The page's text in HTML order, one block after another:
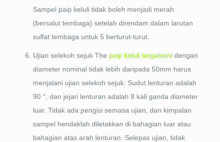
Sampel paip keluli tidak boleh menjadi merah
(bersalut tembaga) setelah direndam dalam larutan
sulfat tembaga untuk 5 berturut-turut.
Ujian selekoh sejuk The paip keluli tergalvanidengan
diameter nominal tidak lebih daripada 50mm harus
menjalani ujian selekoh sejuk. Sudut lenturan adalah
90 °, dan jejari lenturan adalah 8 kali ganda diameter
luar. Tidak ada pengisi semasa ujian, dan kimpalan
sampel hendaklah diletakkan di bahagian luar atau
bahagian atas arah lenturan. Selepas ujian, tidak